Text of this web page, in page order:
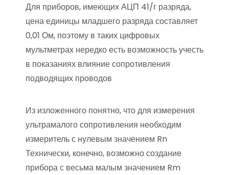
Для приборов, имеющих АЦП 41/г разряда,
цена единицы младшего разряда составляет
0,01 Ом, поэтому в таких цифровых
мультметрах нередко есть возможность учесть
в показаниях влияние сопротивления
подводящих проводов
Из изложенного понятно, что для измерения
ультрамалого сопротивления необходим
измеритель с нулевым значением Rn
Технически, конечно, возможно создание
прибора с весьма малым значением Rm